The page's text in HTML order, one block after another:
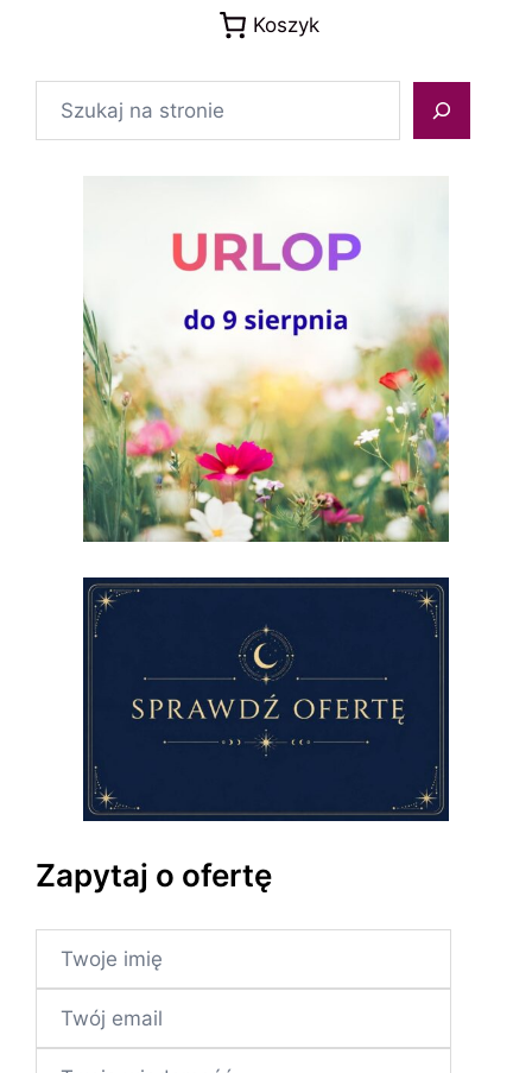
Koszyk
Zapytaj o ofertę